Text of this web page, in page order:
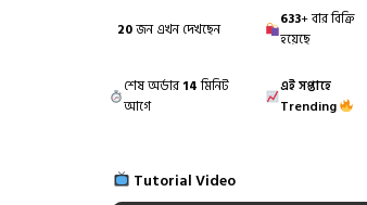
20জন এখন দেখছেন 633+ বার বিক্রি
হয়েছে
শেষ অর্ডার14মিনিট
আগে
এই সপ্তাহে
Trending
Tutorial Video